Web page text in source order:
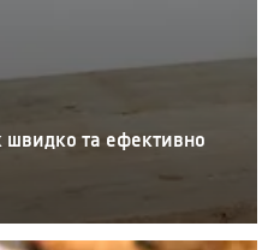
швидко та ефективно